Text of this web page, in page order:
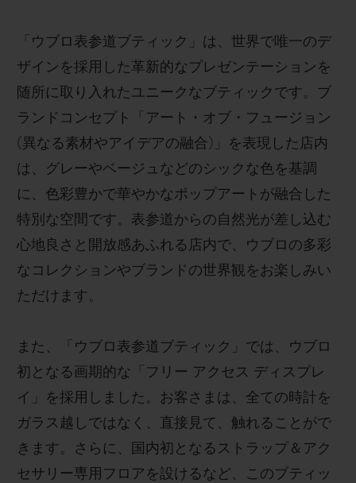
「ウブロ表参道ブティック」は、世界で唯一のデ
ザインを採用した革新的なプレゼンテーションを
随所に取り入れたユニークなブティックです。ブ
ランドコンセプト「アート・オブ・フュージョン
( 異なる素材やアイデアの融合 ) 」を表現した店内
は、グレーやベージュなどのシックな色を基調
に、色彩豊かで華やかなポップアートが融合した
特別な空間です。表参道からの自然光が差し込む
心地良さと開放感あふれる店内で、ウブロの多彩
なコレクションやブランドの世界観をお楽しみい
ただけます。
また、「ウブロ表参道ブティック」では、ウブロ
初となる画期的な「フリー アクセス ディスプレ
イ」を採用しました。お客さまは、全ての時計を
ガラス越しではなく、直接見て、触れることがで
きます。さらに、国内初となるストラップ＆アク
セサリー専用フロアを設けるなど、このブティッ
NOUS CONTACTER
TROUVER UNE BOUTIQUE